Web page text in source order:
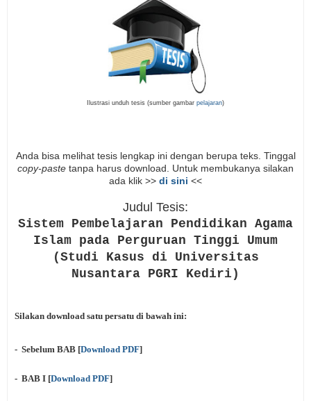
Ilustrasi unduh tesis (sumber gambar pelajaran)
Anda bisa melihat tesis lengkap ini dengan berupa teks. Tinggal
copy-paste tanpa harus download. Untuk membukanya silakan
ada klik >> di sini <<
Judul Tesis:
Sistem Pembelajaran Pendidikan Agama
Islam pada Perguruan Tinggi Umum
(Studi Kasus di Universitas
Nusantara PGRI Kediri)
Silakan download satu persatu di bawah ini:
- Sebelum BAB [Download PDF]
- BAB I [Download PDF]